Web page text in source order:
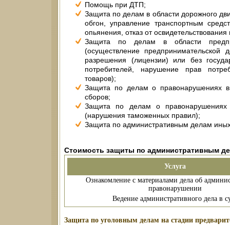
Помощь при ДТП;
Защита по делам в области дорожного
обгон, управление транспортным
опьянения, отказ от освидетельствования
Защита по делам в области
(осуществление предпринимательской
разрешения (лицензии) или без
потребителей, нарушение прав
товаров);
Защита по делам о правонарушениях
сборов;
Защита по делам о правонарушениях
(нарушения таможенных правил);
Защита по административным делам иных
Стоимость защиты по административным
Услуга
Ознакомление с материалами дела об
правонарушении
Ведение административного дела в
Защита по уголовным делам на стадии